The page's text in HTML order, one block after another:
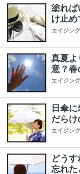
塗れば
け止め
エイジン
真夏よ
意？春
エイジン
日傘
だらけ
エイジン
どう
忘れた